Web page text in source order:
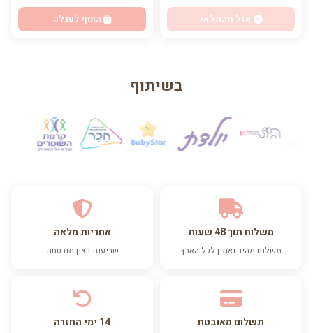
אזל מהמלאי הוסף לעגלה
בשיתוף
משלוח תוך 48 שעות
משלוח מהיר ואמין לכל הארץ
אחריות מלאה
שביעות רצון מובטחת
תשלום מאובטח 14 ימי החזרה